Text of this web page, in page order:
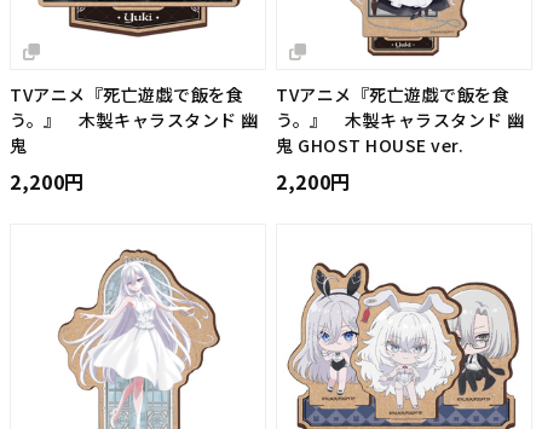
TVアニメ『死亡遊戯で飯を食
う。』 木製キャラスタンド 幽
鬼
2,200円
TVアニメ『死亡遊戯で飯を食
う。』 木製キャラスタンド 幽
鬼 GHOST HOUSE ver.
2,200円